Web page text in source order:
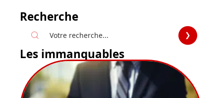
Recherche
Les immanquables